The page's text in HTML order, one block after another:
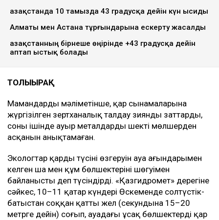
Қазақстанда 10 тамызда 43 градусқа дейін күн ысиды
Алматы мен Астана тұрғындарына ескерту жасалды
Қазақстанның бірнеше өңірінде +43 градусқа дейін
аптап ыстық болады
ТОЛЫҒЫРАҚ
Мамандардың мәліметінше, қар сынамаларына
жүргізілген зертханалық талдау зиянды заттардың,
соның ішінде ауыр металдардың шекті мөлшерден
асқанын анықтамаған.
Экологтар қардың түсінің өзгеруін ауа ағындарымен
келген шаң мен құм бөлшектерінің шөгуімен
байланысты деп түсіндірді. «Қазгидромет» дерегіне
сәйкес, 10–11 қаңтар күндері Өскеменде солтүстік-
батыстан соққан қатты жел (секундына 15–20
метрге дейін) соғып, ауадағы ұсақ бөлшектердің қар